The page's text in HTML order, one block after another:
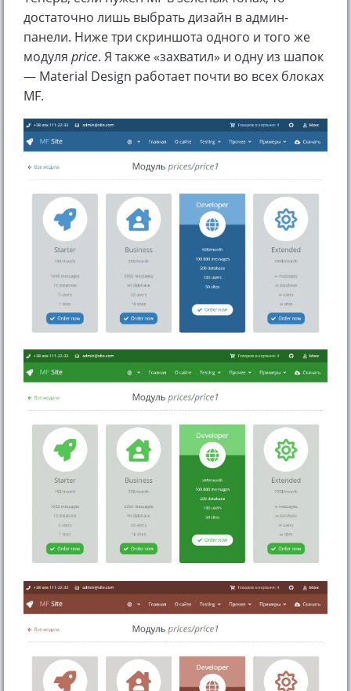
достаточно лишь выбрать дизайн в админ-
панели. Ниже три скриншота одного и того же
модуля price. Я также «захватил» и одну из шапок
— Material Design работает почти во всех блоках
MF.